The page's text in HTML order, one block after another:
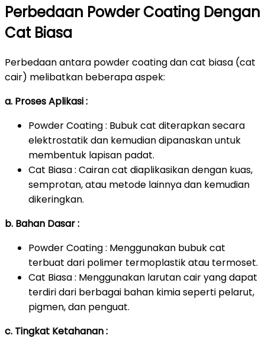
Perbedaan Powder Coating Dengan
Cat Biasa
Perbedaan antara powder coating dan cat biasa (cat
cair) melibatkan beberapa aspek:
a. Proses Aplikasi :
Powder Coating : Bubuk cat diterapkan secara
elektrostatik dan kemudian dipanaskan untuk
membentuk lapisan padat.
Cat Biasa : Cairan cat diaplikasikan dengan kuas,
semprotan, atau metode lainnya dan kemudian
dikeringkan.
b. Bahan Dasar :
Powder Coating : Menggunakan bubuk cat
terbuat dari polimer termoplastik atau termoset.
Cat Biasa : Menggunakan larutan cair yang dapat
terdiri dari berbagai bahan kimia seperti pelarut,
pigmen, dan penguat.
c. Tingkat Ketahanan :